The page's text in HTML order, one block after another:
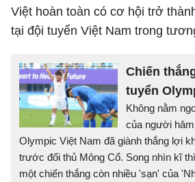
Việt hoàn toàn có cơ hội trở
tại đội tuyển Việt Nam trong
Chiến
tuyển
Không nằm
của người
Olympic Việt Nam đã giành thắng lợi
trước đối thủ Mông Cổ. Song nhìn kĩ
một chiến thắng còn nhiều 'sạn' của